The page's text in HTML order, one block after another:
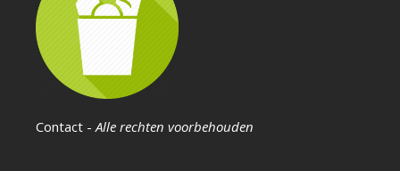
Contact - Alle rechten voorbehouden